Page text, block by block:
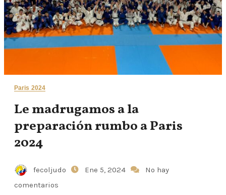
Paris 2024
Le madrugamos a la
preparación rumbo a Paris
2024
fecoljudo Ene 5, 2024
No hay
comentarios